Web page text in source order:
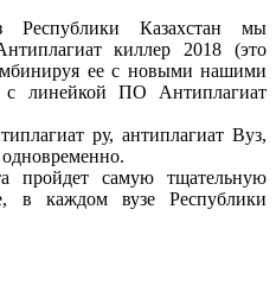
Республики Казахстан мы
киллер 2018 (это
ее с новыми нашими
с линейкой ПО Антиплагиат
ру, антиплагиат Вуз,
пройдет самую тщательную
в каждом вузе Республики